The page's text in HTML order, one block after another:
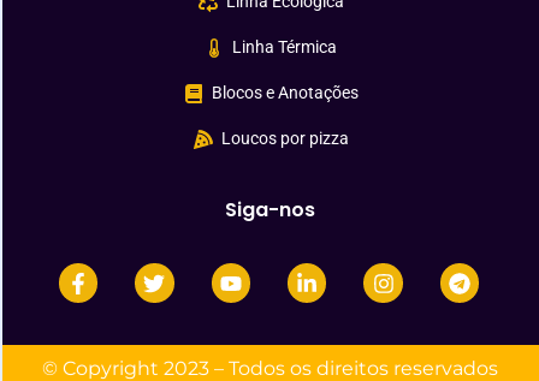
Linha Térmica
Blocos e Anotações
Loucos por pizza
Siga-nos
© Copyright 2023 – Todos os direitos reservados